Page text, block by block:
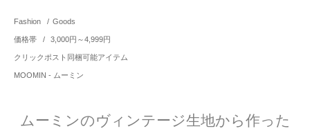
Fashion / Goods
価格帯 / 3,000円～4,999円
クリックポスト同梱可能アイテム
MOOMIN - ムーミン
ムーミンのヴィンテージ生地から作った